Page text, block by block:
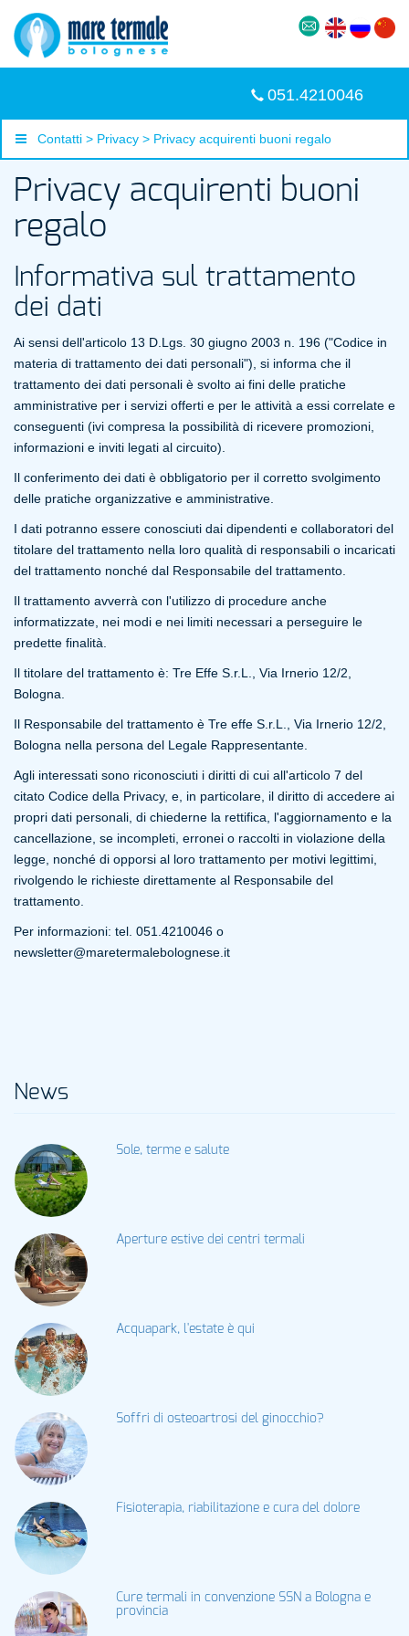
051.4210046
Contatti > Privacy > Privacy acquirenti buoni regalo
Privacy acquirenti buoni
regalo
Informativa sul trattamento
dei dati
Ai sensi dell'articolo 13 D.Lgs. 30 giugno 2003 n. 196 ("Codice in
materia di trattamento dei dati personali"), si informa che il
trattamento dei dati personali è svolto ai fini delle pratiche
amministrative per i servizi offerti e per le attività a essi correlate e
conseguenti (ivi compresa la possibilità di ricevere promozioni,
informazioni e inviti legati al circuito).
Il conferimento dei dati è obbligatorio per il corretto svolgimento
delle pratiche organizzative e amministrative.
I dati potranno essere conosciuti dai dipendenti e collaboratori del
titolare del trattamento nella loro qualità di responsabili o incaricati
del trattamento nonché dal Responsabile del trattamento.
Il trattamento avverrà con l'utilizzo di procedure anche
informatizzate, nei modi e nei limiti necessari a perseguire le
predette finalità.
Il titolare del trattamento è: Tre Effe S.r.L., Via Irnerio 12/2,
Bologna.
Il Responsabile del trattamento è Tre effe S.r.L., Via Irnerio 12/2,
Bologna nella persona del Legale Rappresentante.
Agli interessati sono riconosciuti i diritti di cui all'articolo 7 del
citato Codice della Privacy, e, in particolare, il diritto di accedere ai
propri dati personali, di chiederne la rettifica, l'aggiornamento e la
cancellazione, se incompleti, erronei o raccolti in violazione della
legge, nonché di opporsi al loro trattamento per motivi legittimi,
rivolgendo le richieste direttamente al Responsabile del
trattamento.
Per informazioni: tel. 051.4210046 o
newsletter@maretermalebolognese.it
News
Sole, terme e salute
Aperture estive dei centri termali
Acquapark, l'estate è qui
Soffri di osteoartrosi del ginocchio?
Fisioterapia, riabilitazione e cura del dolore
Cure termali in convenzione SSN a Bologna e
provincia